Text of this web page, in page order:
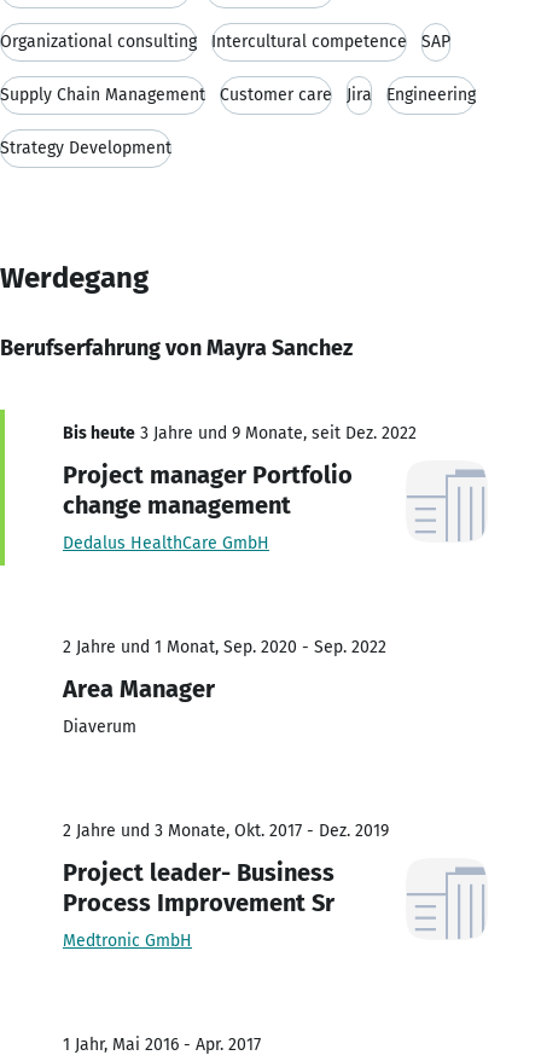
Organizational consulting Intercultural competence SAP
Supply Chain Management Customer care Jira Engineering
Strategy Development
Werdegang
Berufserfahrung von Mayra Sanchez
Bis heute 3 Jahre und 9 Monate, seit Dez. 2022
Project manager Portfolio
change management
Dedalus HealthCare GmbH
2 Jahre und 1 Monat, Sep. 2020 - Sep. 2022
Area Manager
Diaverum
2 Jahre und 3 Monate, Okt. 2017 - Dez. 2019
Project leader- Business
Process Improvement Sr
Medtronic GmbH
1 Jahr, Mai 2016 - Apr. 2017